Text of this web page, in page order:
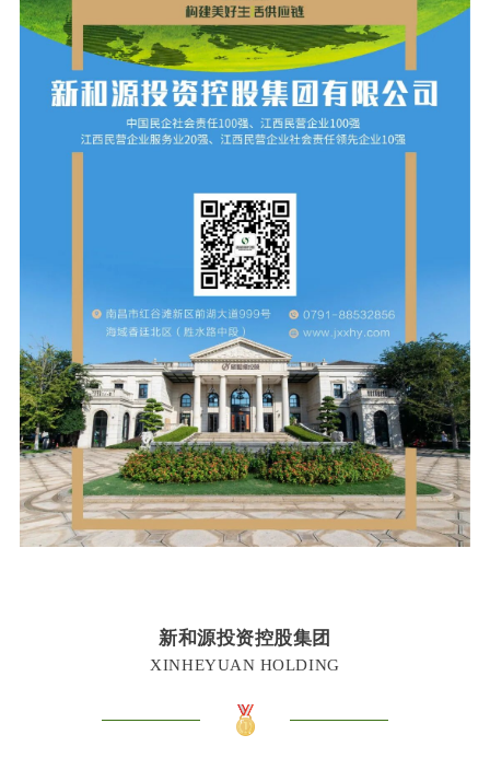
新和源投资控股集团
XINHEYUAN HOLDING